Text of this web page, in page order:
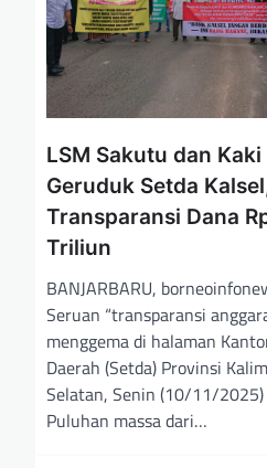
LSM Sakutu dan Kaki
Geruduk Setda
Transparansi Dana
Triliun
BANJARBARU,
Seruan “transparansi
menggema di halaman
Daerah (Setda) Provinsi
Selatan, Senin (10/11/2025)
Puluhan massa dari…